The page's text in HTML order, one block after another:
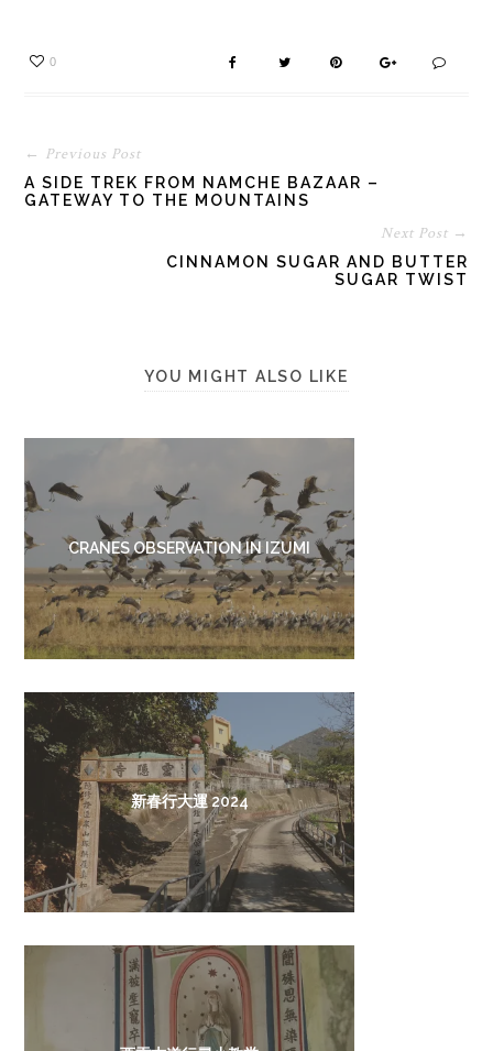
0
← Previous Post
A SIDE TREK FROM NAMCHE BAZAAR –
GATEWAY TO THE MOUNTAINS
Next Post →
CINNAMON SUGAR AND BUTTER
SUGAR TWIST
YOU MIGHT ALSO LIKE
CRANES OBSERVATION IN IZUMI
新春行大運 2024